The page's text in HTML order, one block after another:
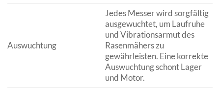
Auswuchtung
Jedes Messer wird sorgfältig
ausgewuchtet, um Laufruhe
und Vibrationsarmut des
Rasenmähers zu
gewährleisten. Eine korrekte
Auswuchtung schont Lager
und Motor.